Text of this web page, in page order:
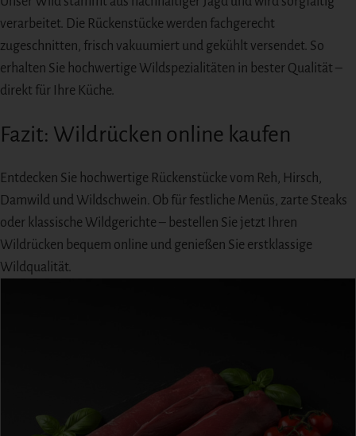
verarbeitet. Die Rückenstücke werden fachgerecht
zugeschnitten, frisch vakuumiert und gekühlt versendet. So
erhalten Sie hochwertige Wildspezialitäten in bester Qualität –
direkt für Ihre Küche.
Fazit: Wildrücken online kaufen
Entdecken Sie hochwertige Rückenstücke vom Reh, Hirsch,
Damwild und Wildschwein. Ob für festliche Menüs, zarte Steaks
oder klassische Wildgerichte – bestellen Sie jetzt Ihren
Wildrücken bequem online und genießen Sie erstklassige
Wildqualität.